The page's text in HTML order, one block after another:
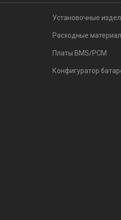
Установочные
Расходные
Платы BMS/PCM
Конфигуратор